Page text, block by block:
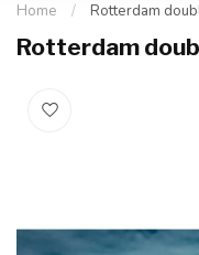
Home / Rotterdam
Rotterdam